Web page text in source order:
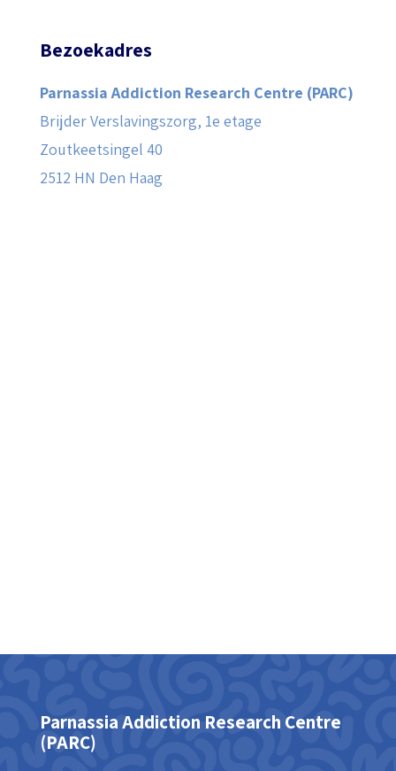
Bezoekadres
Parnassia Addiction Research Centre (PARC)
Brijder Verslavingszorg, 1e etage
Zoutkeetsingel 40
2512 HN Den Haag
Parnassia Addiction Research Centre‭
(‬PARC‭)‬